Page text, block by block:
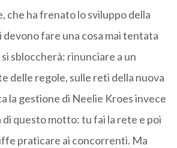
che ha frenato lo sviluppo della
fare una cosa mai tentata
sbloccherà: rinunciare a un
delle regole, sulle reti della nuova
la gestione di Neelie Kroes invece
di questo motto: tu fai la rete e poi
praticare ai concorrenti. Ma